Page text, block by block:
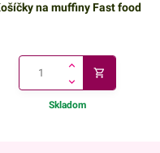
na muffiny Fast food
Skladom